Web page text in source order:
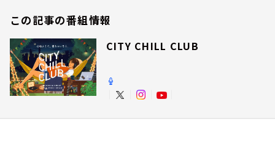
この記事の番組情報
CITY CHILL CLUB